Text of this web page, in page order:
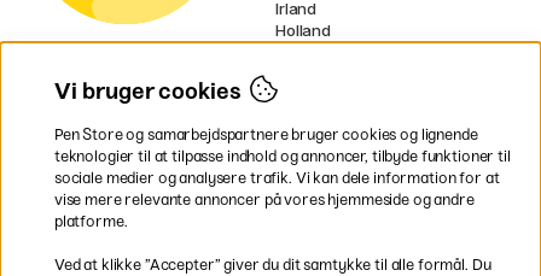
Irland
Holland
EU
* Specifikkefragtvilkår gælder for
voluminøse varer.
Vi bruger cookies
Pen Store og samarbejdspartnere bruger cookies og lignende
teknologier til at tilpasse indhold og annoncer, tilbyde funktioner til
sociale medier og analysere trafik. Vi kan dele information for at
vise mere relevante annoncer på vores hjemmeside og andre
platforme.
Ved at klikke ”Accepter” giver du dit samtykke til alle formål. Du